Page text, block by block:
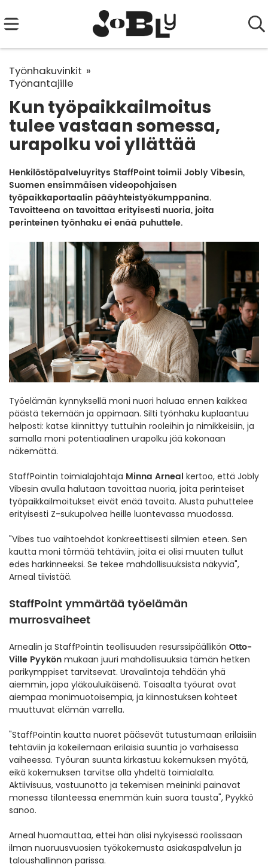
Työnhakuvinkit
Työnantajille
Kun työpaikkailmoitus
tulee vastaan somessa,
urapolku voi yllättää
Henkilöstöpalveluyritys StaffPoint toimii Jobly Vibesin,
Suomen ensimmäisen videopohjaisen
työpaikkaportaalin pääyhteistyökumppanina.
Tavoitteena on tavoittaa erityisesti nuoria, joita
perinteinen työnhaku ei enää puhuttele.
Työelämän kynnyksellä moni nuori haluaa ennen kaikkea
päästä tekemään ja oppimaan. Silti työnhaku kuplaantuu
helposti: katse kiinnittyy tuttuihin rooleihin ja nimikkeisiin, ja
samalla moni potentiaalinen urapolku jää kokonaan
näkemättä.
StaffPointin toimialajohtaja Minna Arneal kertoo, että Jobly
Vibesin avulla halutaan tavoittaa nuoria, joita perinteiset
työpaikkailmoitukset eivät enää tavoita. Alusta puhuttelee
erityisesti Z-sukupolvea heille luontevassa muodossa.
"Vibes tuo vaihtoehdot konkreettisesti silmien eteen. Sen
kautta moni törmää tehtäviin, joita ei olisi muuten tullut
edes harkinneeksi. Se tekee mahdollisuuksista näkyviä",
Arneal tiivistää.
StaffPoint ymmärtää työelämän
murrosvaiheet
Arnealin ja StaffPointin teollisuuden resurssipäällikön Otto-
Ville Pyykön mukaan juuri mahdollisuuksia tämän hetken
parikymppiset tarvitsevat. Uravalintoja tehdään yhä
aiemmin, jopa yläkouluikäisenä. Toisaalta työurat ovat
aiempaa monimuotoisempia, ja kiinnostuksen kohteet
muuttuvat elämän varrella.
"StaffPointin kautta nuoret pääsevät tutustumaan erilaisiin
tehtäviin ja kokeilemaan erilaisia suuntia jo varhaisessa
vaiheessa. Työuran suunta kirkastuu kokemuksen myötä,
eikä kokemuksen tarvitse olla yhdeltä toimialalta.
Aktiivisuus, vastuunotto ja tekemisen meininki painavat
monessa tilanteessa enemmän kuin suora tausta", Pyykkö
sanoo.
Arneal huomauttaa, ettei hän olisi nykyisessä roolissaan
ilman nuoruusvuosien työkokemusta asiakaspalvelun ja
taloushallinnon parissa.